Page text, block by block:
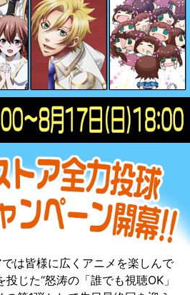
は皆様に広くアニメを楽しんで
じた“怒涛の「誰でも視聴OK」